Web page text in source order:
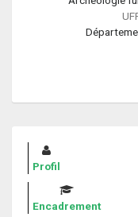
Profil
Encadrement